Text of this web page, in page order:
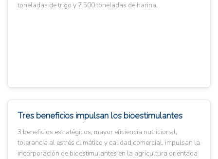
toneladas de trigo y 7.500 toneladas de harina.
Tres beneficios impulsan los bioestimulantes
3 beneficios estratégicos, mayor eficiencia nutricional,
tolerancia al estrés climático y calidad comercial, impulsan la
incorporación de bioestimulantes en la agricultura orientada